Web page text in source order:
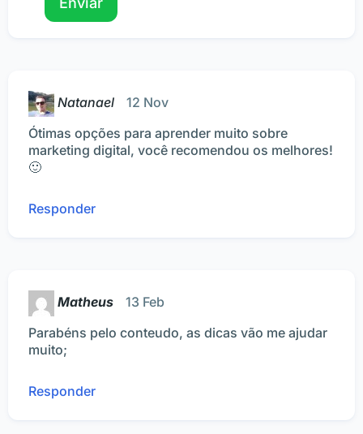
Natanael
12 Nov
Ótimas opções para aprender muito sobre
marketing digital, você recomendou os melhores!
🙂
Responder
Matheus
13 Feb
Parabéns pelo conteudo, as dicas vão me ajudar
muito;
Responder